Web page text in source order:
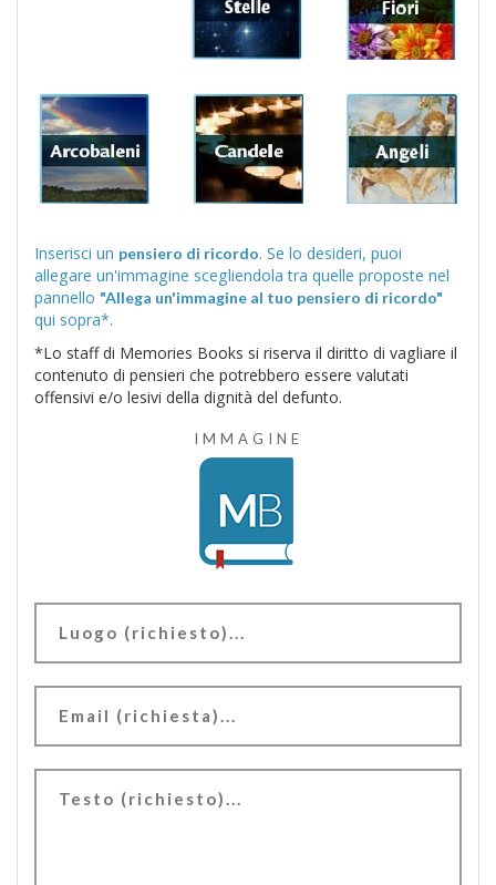
Inserisci un pensiero di ricordo. Se lo desideri, puoi
allegare un'immagine scegliendola tra quelle proposte nel
pannello "Allega un'immagine al tuo pensiero di ricordo"
qui sopra*.
*Lo staff di Memories Books si riserva il diritto di vagliare il
contenuto di pensieri che potrebbero essere valutati
offensivi e/o lesivi della dignità del defunto.
IMMAGINE